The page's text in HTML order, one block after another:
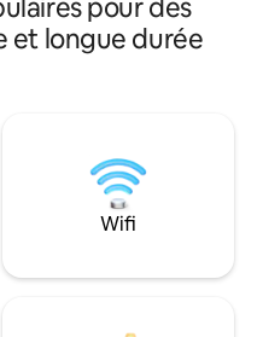
pour des
et longue durée
Wifi